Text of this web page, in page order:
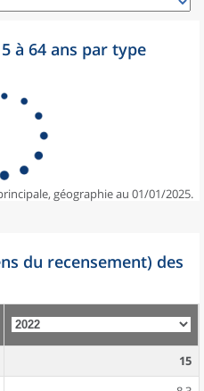
à 64 ans par type
géographie au 01/01/2025.
du recensement) des
15